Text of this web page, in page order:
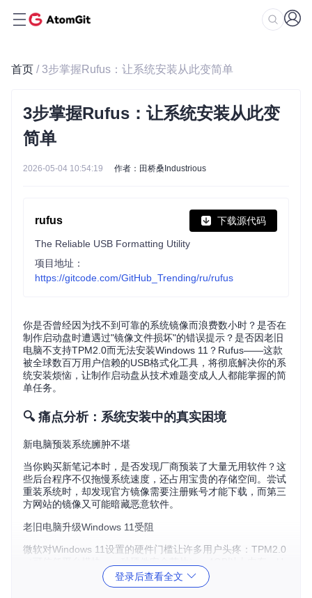
首页 / 3步掌握Rufus：让系统安装从此变简单
3步掌握Rufus：让系统安装从此变
简单
2026-05-04 10:54:19 作者：田桥桑Industrious
rufus 下载源代码
The Reliable USB Formatting Utility
项目地址：
https://gitcode.com/GitHub_Trending/ru/rufus
你是否曾经因为找不到可靠的系统镜像而浪费数小时？是否在
制作启动盘时遭遇过"镜像文件损坏"的错误提示？是否因老旧
电脑不支持TPM2.0而无法安装Windows 11？Rufus——这款
被全球数百万用户信赖的USB格式化工具，将彻底解决你的系
统安装烦恼，让制作启动盘从技术难题变成人人都能掌握的简
单任务。
🔍 痛点分析：系统安装中的真实困境
新电脑预装系统臃肿不堪
当你购买新笔记本时，是否发现厂商预装了大量无用软件？这
些后台程序不仅拖慢系统速度，还占用宝贵的存储空间。尝试
重装系统时，却发现官方镜像需要注册账号才能下载，而第三
方网站的镜像又可能暗藏恶意软件。
老旧电脑升级Windows 11受阻
微软对Windows 11设置的硬件门槛让许多用户头疼：TPM2.0
EFI安全启动——这些要求将大量还能正常使用的老旧电脑拒
之门外，让用户陷入"必须换新电脑"的困境。
登录后查看全文